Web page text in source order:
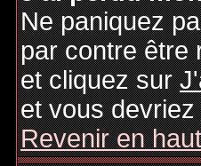
Ne paniquez
par contre être
et cliquez sur
et vous
Revenir en